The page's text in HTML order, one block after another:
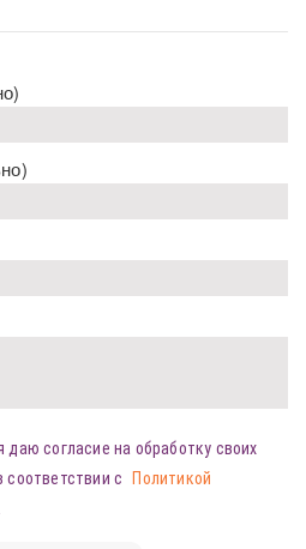
даю согласие на обработку своих
с
Политикой